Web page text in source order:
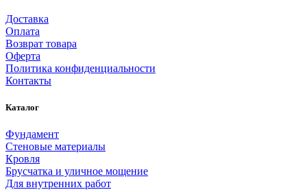
Доставка
Оплата
Возврат товара
Оферта
Политика конфиденциальности
Контакты
Каталог
Фундамент
Стеновые материалы
Кровля
Брусчатка и уличное мощение
Для внутренних работ